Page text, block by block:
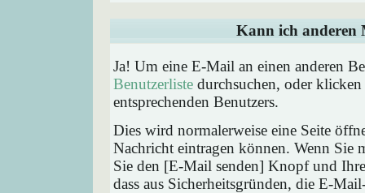
Kann ich anderen
Ja! Um eine E-Mail an einen anderen
Benutzerliste durchsuchen, oder
entsprechenden Benutzers.
Dies wird normalerweise eine Seite
Nachricht eintragen können. Wenn
Sie den [E-Mail senden] Knopf und
dass aus Sicherheitsgründen, die E-